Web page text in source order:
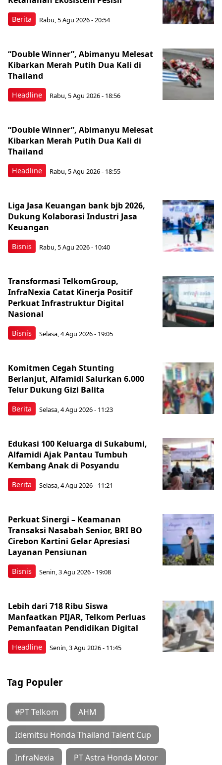
Berita Rabu, 5 Agu 2026 - 20:54
Headline
“Double Winner”, Abimanyu Melesat
Kibarkan Merah Putih Dua Kali di
Thailand
Rabu, 5 Agu 2026 - 18:56
Headline
“Double Winner”, Abimanyu Melesat
Kibarkan Merah Putih Dua Kali di
Thailand
Rabu, 5 Agu 2026 - 18:55
Bisnis
Liga Jasa Keuangan bank bjb 2026,
Dukung Kolaborasi Industri Jasa
Keuangan
Rabu, 5 Agu 2026 - 10:40
Bisnis
Transformasi TelkomGroup,
InfraNexia Catat Kinerja Positif
Perkuat Infrastruktur Digital
Nasional
Selasa, 4 Agu 2026 - 19:05
Berita
Komitmen Cegah Stunting
Berlanjut, Alfamidi Salurkan 6.000
Telur Dukung Gizi Balita
Selasa, 4 Agu 2026 - 11:23
Berita
Edukasi 100 Keluarga di Sukabumi,
Alfamidi Ajak Pantau Tumbuh
Kembang Anak di Posyandu
Selasa, 4 Agu 2026 - 11:21
Bisnis
Perkuat Sinergi – Keamanan
Transaksi Nasabah Senior, BRI BO
Cirebon Kartini Gelar Apresiasi
Layanan Pensiunan
Senin, 3 Agu 2026 - 19:08
Headline
Lebih dari 718 Ribu Siswa
Manfaatkan PIJAR, Telkom Perluas
Pemanfaatan Pendidikan Digital
Senin, 3 Agu 2026 - 11:45
Tag Populer
#PT Telkom AHM
Idemitsu Honda Thailand Talent Cup
InfraNexia PT Astra Honda Motor